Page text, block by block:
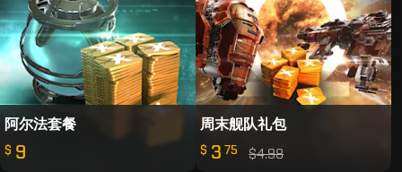
阿尔法套餐
$ 9
周末舰队礼包
$ 3 75 $4.98